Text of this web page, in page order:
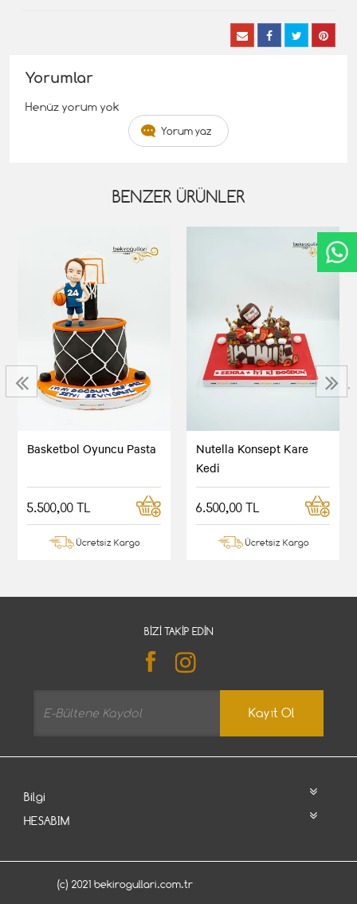
Yorumlar
Henüz yorum yok
Yorum yaz
BENZER ÜRÜNLER
Basketbol Oyuncu Pasta
5.500,00 TL
Ücretsiz Kargo
Nutella Konsept Kare
Kedi
6.500,00 TL
Ücretsiz Kargo
‹ ›
BIZI TAKIP EDIN
Kayıt Ol
Bilgi
HESABIM
(c) 2021 bekirogullari.com.tr